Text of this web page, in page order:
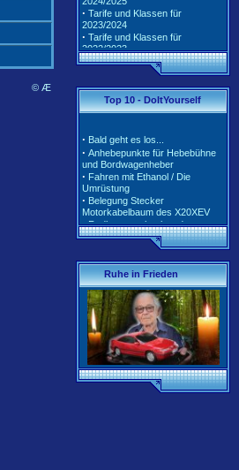
© Æ
· Tarife und Klassen für
2023/2024
· Tarife und Klassen für
2022/2023
· Tarife und Klassen für
2021/2022
· Tarife und Klassen für
2020/2021
· Tarife und Klassen für
· Tarife und Klassen für
2017/2018
· Unterschiedliche Software der
Motorsteuerung inkl. Teile-Nr.
Top 10 - DoItYourself
· Anhebepunkte für Hebebühne
und Bordwagenheber
· Fahren mit Ethanol / Die
Umrüstung
· Belegung Stecker
Motorkabelbaum des X20XEV
· Radlagerwechsel an der
Calibra 4x4 - Hinterachse
· Gerissene Krümmer beim
X20XEV- Ursache und Abhilfe
· Klimaanlage - So wird richtig
befüllt
· Anleitung zum Ausbau der
Pendelstütze (Querlenker/Stabi-
Bereich)
Anleitung zum Umbau des
Lenkrads auf das Corsa-B-
Facelift Modell
Anleitung zur Beleuchtung des
Schiebedachschalters mit LED
Ruhe in Frieden